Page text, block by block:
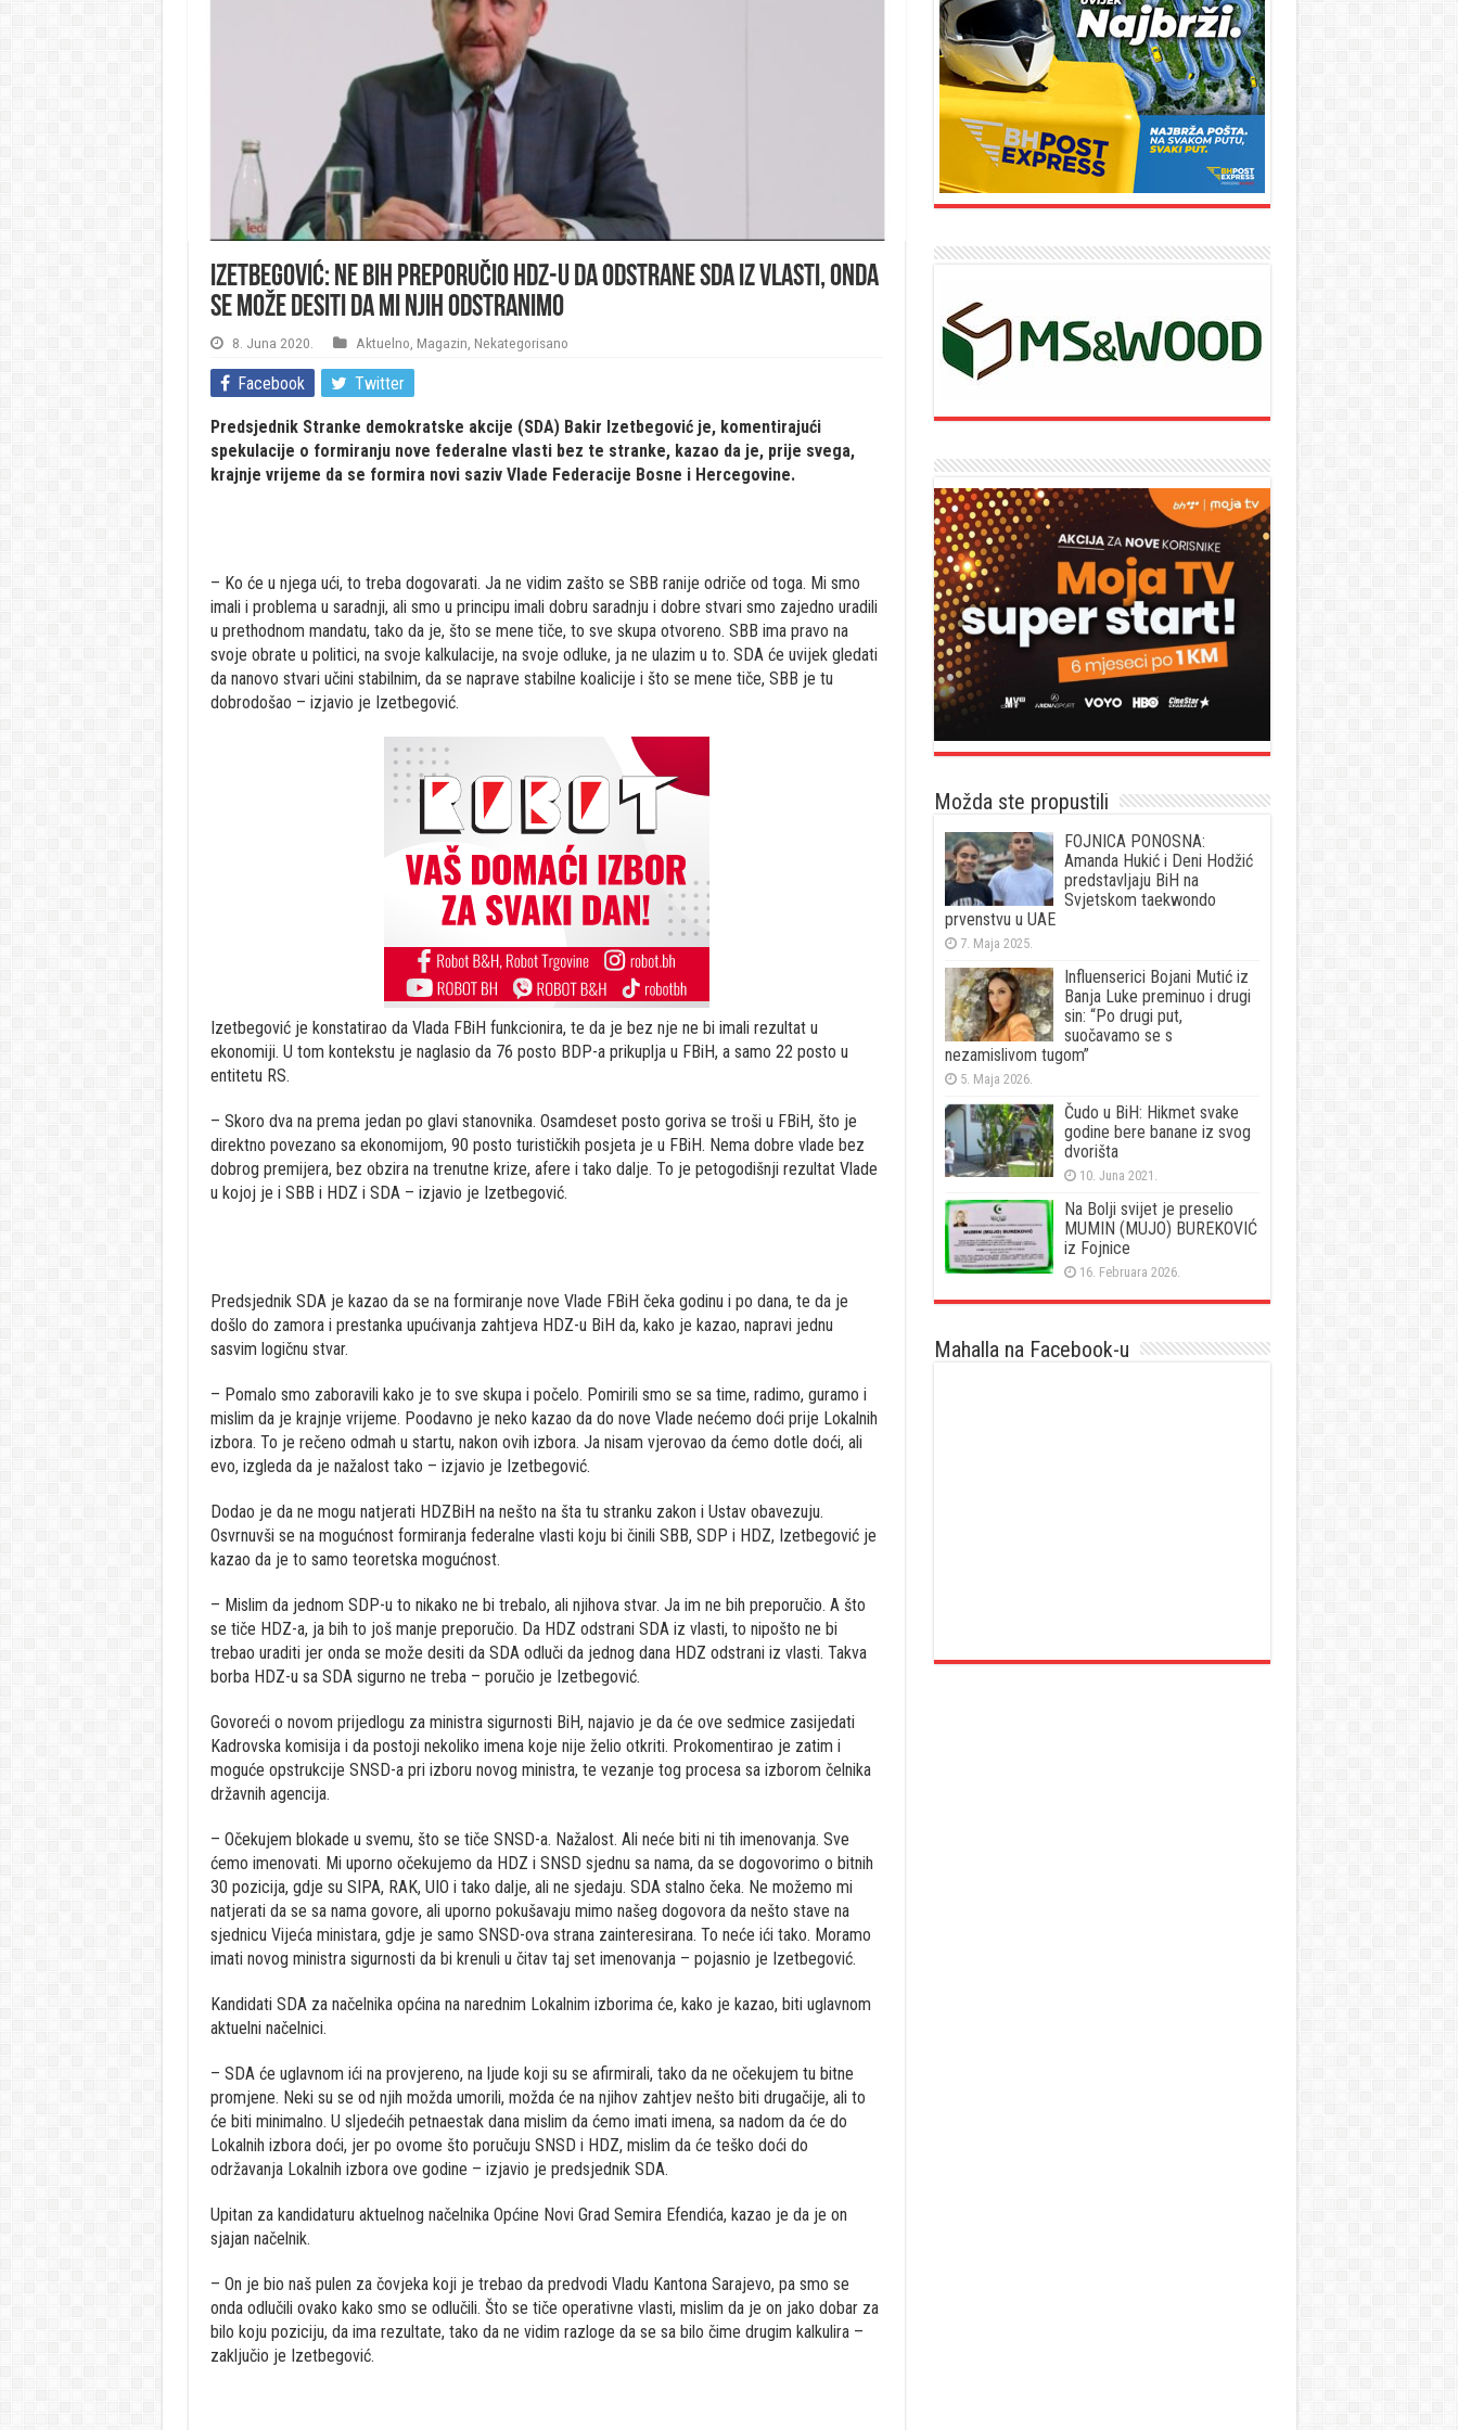
Izetbegović: Ne bih preporučio HDZ-u da odstrane SDA iz vlasti, onda
se može desiti da mi njih odstranimo
8. Juna 2020. Aktuelno Magazin Nekategorisano
Facebook Twitter
Predsjednik Stranke demokratske akcije (SDA) Bakir Izetbegović je, komentirajući
spekulacije o formiranju nove federalne vlasti bez te stranke, kazao da je, prije svega,
krajnje vrijeme da se formira novi saziv Vlade Federacije Bosne i Hercegovine.
– Ko će u njega ući, to treba dogovarati. Ja ne vidim zašto se SBB ranije odriče od toga. Mi smo
imali i problema u saradnji, ali smo u principu imali dobru saradnju i dobre stvari smo zajedno uradili
u prethodnom mandatu, tako da je, što se mene tiče, to sve skupa otvoreno. SBB ima pravo na
svoje obrate u politici, na svoje kalkulacije, na svoje odluke, ja ne ulazim u to. SDA će uvijek gledati
da nanovo stvari učini stabilnim, da se naprave stabilne koalicije i što se mene tiče, SBB je tu
dobrodošao – izjavio je Izetbegović.
Izetbegović je konstatirao da Vlada FBiH funkcionira, te da je bez nje ne bi imali rezultat u
ekonomiji. U tom kontekstu je naglasio da 76 posto BDP-a prikuplja u FBiH, a samo 22 posto u
entitetu RS.
– Skoro dva na prema jedan po glavi stanovnika. Osamdeset posto goriva se troši u FBiH, što je
direktno povezano sa ekonomijom, 90 posto turističkih posjeta je u FBiH. Nema dobre vlade bez
dobrog premijera, bez obzira na trenutne krize, afere i tako dalje. To je petogodišnji rezultat Vlade
u kojoj je i SBB i HDZ i SDA – izjavio je Izetbegović.
Predsjednik SDA je kazao da se na formiranje nove Vlade FBiH čeka godinu i po dana, te da je
došlo do zamora i prestanka upućivanja zahtjeva HDZ-u BiH da, kako je kazao, napravi jednu
sasvim logičnu stvar.
– Pomalo smo zaboravili kako je to sve skupa i počelo. Pomirili smo se sa time, radimo, guramo i
mislim da je krajnje vrijeme. Poodavno je neko kazao da do nove Vlade nećemo doći prije Lokalnih
izbora. To je rečeno odmah u startu, nakon ovih izbora. Ja nisam vjerovao da ćemo dotle doći, ali
evo, izgleda da je nažalost tako – izjavio je Izetbegović.
Dodao je da ne mogu natjerati HDZBiH na nešto na šta tu stranku zakon i Ustav obavezuju.
Osvrnuvši se na mogućnost formiranja federalne vlasti koju bi činili SBB, SDP i HDZ, Izetbegović je
kazao da je to samo teoretska mogućnost.
– Mislim da jednom SDP-u to nikako ne bi trebalo, ali njihova stvar. Ja im ne bih preporučio. A što
se tiče HDZ-a, ja bih to još manje preporučio. Da HDZ odstrani SDA iz vlasti, to nipošto ne bi
trebao uraditi jer onda se može desiti da SDA odluči da jednog dana HDZ odstrani iz vlasti. Takva
borba HDZ-u sa SDA sigurno ne treba – poručio je Izetbegović.
Govoreći o novom prijedlogu za ministra sigurnosti BiH, najavio je da će ove sedmice zasijedati
Kadrovska komisija i da postoji nekoliko imena koje nije želio otkriti. Prokomentirao je zatim i
moguće opstrukcije SNSD-a pri izboru novog ministra, te vezanje tog procesa sa izborom čelnika
državnih agencija.
– Očekujem blokade u svemu, što se tiče SNSD-a. Nažalost. Ali neće biti ni tih imenovanja. Sve
ćemo imenovati. Mi uporno očekujemo da HDZ i SNSD sjednu sa nama, da se dogovorimo o bitnih
30 pozicija, gdje su SIPA, RAK, UIO i tako dalje, ali ne sjedaju. SDA stalno čeka. Ne možemo mi
natjerati da se sa nama govore, ali uporno pokušavaju mimo našeg dogovora da nešto stave na
sjednicu Vijeća ministara, gdje je samo SNSD-ova strana zainteresirana. To neće ići tako. Moramo
imati novog ministra sigurnosti da bi krenuli u čitav taj set imenovanja – pojasnio je Izetbegović.
Kandidati SDA za načelnika općina na narednim Lokalnim izborima će, kako je kazao, biti uglavnom
aktuelni načelnici.
– SDA će uglavnom ići na provjereno, na ljude koji su se afirmirali, tako da ne očekujem tu bitne
promjene. Neki su se od njih možda umorili, možda će na njihov zahtjev nešto biti drugačije, ali to
će biti minimalno. U sljedećih petnaestak dana mislim da ćemo imati imena, sa nadom da će do
Lokalnih izbora doći, jer po ovome što poručuju SNSD i HDZ, mislim da će teško doći do
održavanja Lokalnih izbora ove godine – izjavio je predsjednik SDA.
Upitan za kandidaturu aktuelnog načelnika Općine Novi Grad Semira Efendića, kazao je da je on
sjajan načelnik.
– On je bio naš pulen za čovjeka koji je trebao da predvodi Vladu Kantona Sarajevo, pa smo se
onda odlučili ovako kako smo se odlučili. Što se tiče operativne vlasti, mislim da je on jako dobar za
bilo koju poziciju, da ima rezultate, tako da ne vidim razloge da se sa bilo čime drugim kalkulira –
zaključio je Izetbegović.
Možda ste propustili
FOJNICA PONOSNA:
Amanda Hukić i Deni Hodžić
predstavljaju BiH na
Svjetskom taekwondo
prvenstvu u UAE
7. Maja 2025.
Influenserici Bojani Mutić iz
Banja Luke preminuo i drugi
sin: “Po drugi put,
suočavamo se s
nezamislivom tugom”
5. Maja 2026.
Čudo u BiH: Hikmet svake
godine bere banane iz svog
dvorišta
10. Juna 2021.
Na Bolji svijet je preselio
MUMIN (MUJO) BUREKOVIĆ
iz Fojnice
16. Februara 2026.
Mahalla na Facebook-u